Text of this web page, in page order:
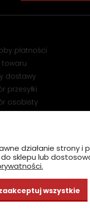
płatności
towaru
dostawy
przesyłki
osobisty
działanie
sklepu lub
wszystkie